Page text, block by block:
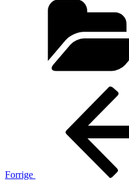
Indlægsnavigation
Forrige